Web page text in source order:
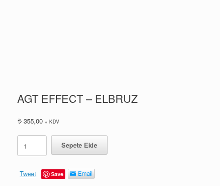
AGT EFFECT – ELBRUZ
355,00 + KDV
EFFECT
-
ELBRUZ
adet
Sepete Ekle
Tweet Save